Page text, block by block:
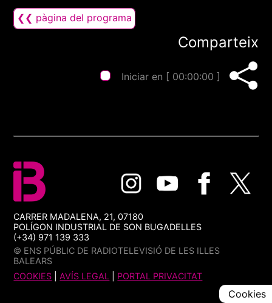
❮❮ pàgina del programa
Comparteix
Iniciar en [ 00:00:00 ]
CARRER MADALENA, 21, 07180
POLÍGON INDUSTRIAL DE SON BUGADELLES
(+34) 971 139 333
© ENS PÚBLIC DE RADIOTELEVISIÓ DE LES ILLES
BALEARS
COOKIES |AVÍS LEGAL PORTAL PRIVACITAT
Cookies